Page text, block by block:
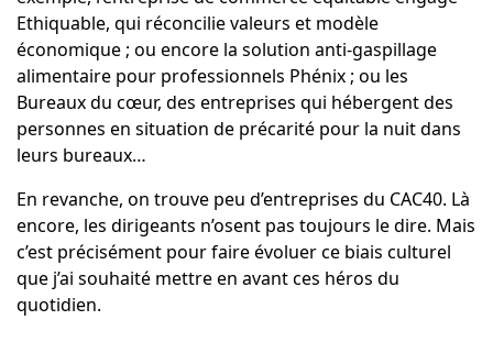
Ethiquable, qui réconcilie valeurs et modèle
économique ; ou encore la solution anti-gaspillage
alimentaire pour professionnels Phénix; ou les
Bureaux du cœur, des entreprises qui hébergent des
personnes en situation de précarité pour la nuit dans
leurs bureaux…
En revanche, on trouve peu d’entreprises du CAC40. Là
encore, les dirigeants n’osent pas toujours le dire. Mais
c’est précisément pour faire évoluer ce biais culturel
que j’ai souhaité mettre en avant ces héros du
quotidien.